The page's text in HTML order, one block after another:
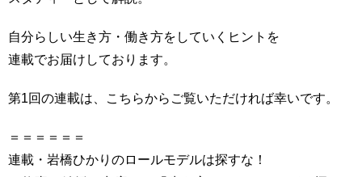
自分らしい生き方・働き方をしていくヒントを
連載でお届けしております。
第1回の連載は、こちらからご覧いただければ幸いです。
＝＝＝＝＝＝
連載・岩橋ひかりのロールモデルは探すな！